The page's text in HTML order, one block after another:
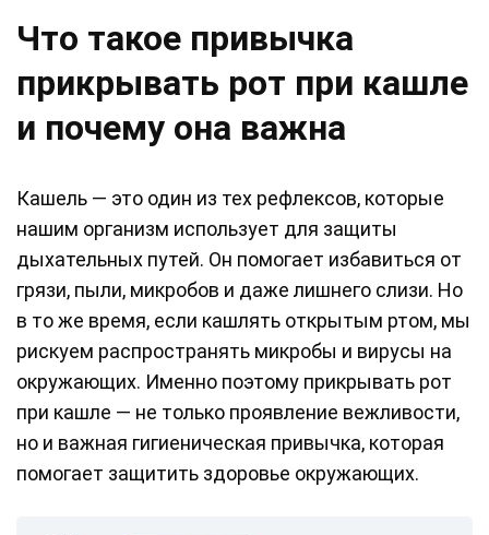
Что такое привычка
прикрывать рот при кашле
и почему она важна
Кашель — это один из тех рефлексов, которые
нашим организм использует для защиты
дыхательных путей. Он помогает избавиться от
грязи, пыли, микробов и даже лишнего слизи. Но
в то же время, если кашлять открытым ртом, мы
рискуем распространять микробы и вирусы на
окружающих. Именно поэтому прикрывать рот
при кашле — не только проявление вежливости,
но и важная гигиеническая привычка, которая
помогает защитить здоровье окружающих.